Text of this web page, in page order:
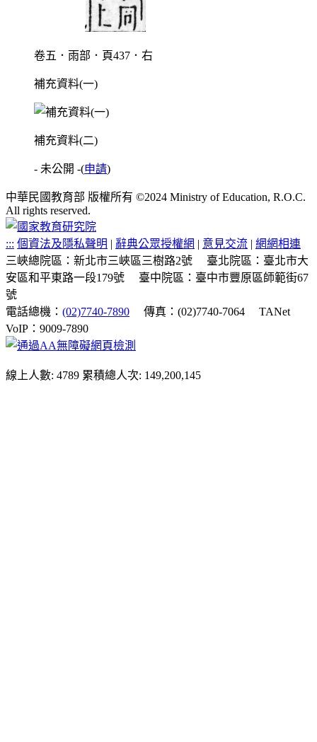
卷五．雨部．頁437．右
補充資料(一)
補充資料(二)
- 未公開 -(申請)
中華民國教育部 版權所有 ©2024 Ministry of Education, R.O.C.
All rights reserved.
::: 個資法及隱私聲明 | 辭典公眾授權網 | 意見交流 | 網網相連
三峽總院區：新北市三峽區三樹路2號
臺北院區：臺北市大
安區和平東路一段179號
臺中院區：臺中市豐原區師範街67
號
電話總機： (02)7740-7890 傳真：(02)7740-7064
TANet
VoIP：9009-7890
線上人數: 4789 累積總人次: 149,200,145